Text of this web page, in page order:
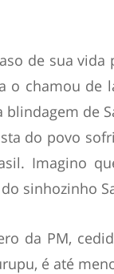
de sua
o chamou de
de
do povo
Imagino
sinhozinho
da PM,
é até